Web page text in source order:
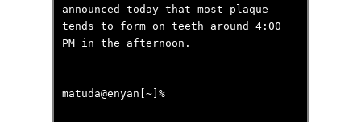
announced today that most plaque
tends to form on teeth around 4:00
PM in the afternoon.
matuda@enyan[~]%